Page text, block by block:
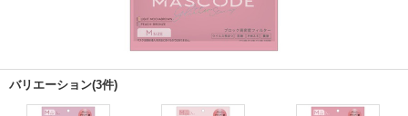
バリエーション(3件)